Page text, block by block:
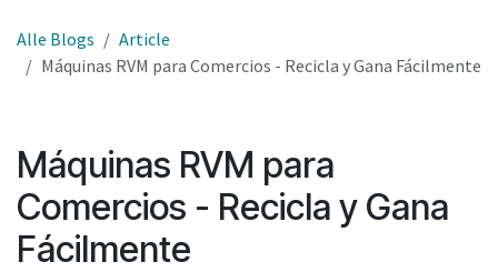
Alle Blogs
Article
Máquinas RVM para Comercios - Recicla y Gana Fácilmente
Máquinas RVM para
Comercios - Recicla y Gana
Fácilmente